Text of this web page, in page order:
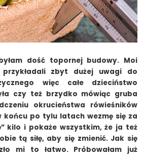
dość topornej budowy. Moi
zbyt dużej uwagi do
więc całe dzieciństwo
czy też brzydko mówiąc gruba
okrucieństwa rówieśników
końcu po tylu latach wezmę się za
kilo i pokaże wszystkim, że ja też
tą siłę, aby się zmienić. Jak się
mi to łatwo. Próbowałam już